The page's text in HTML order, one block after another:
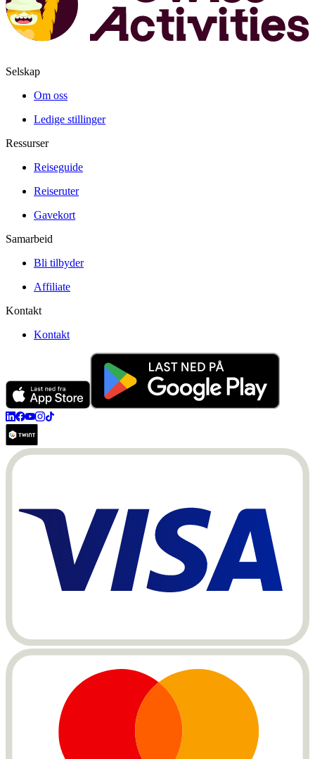
Selskap
Om oss
Ledige stillinger
Ressurser
Reiseguide
Reiseruter
Gavekort
Samarbeid
Bli tilbyder
Affiliate
Kontakt
Kontakt